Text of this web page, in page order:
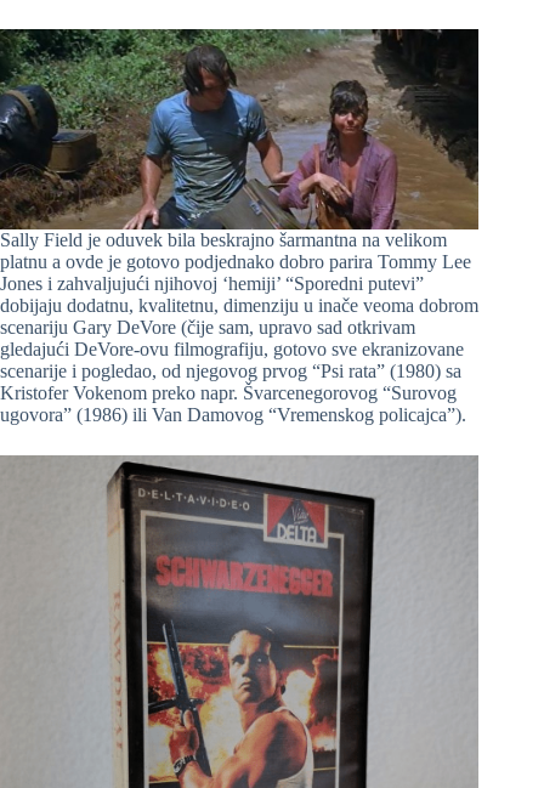
Sally Field je oduvek bila beskrajno šarmantna na velikom
platnu a ovde je gotovo podjednako dobro parira Tommy Lee
Jones i zahvaljujući njihovoj ‘hemiji’ “Sporedni putevi”
dobijaju dodatnu, kvalitetnu, dimenziju u inače veoma dobrom
scenariju Gary DeVore (čije sam, upravo sad otkrivam
gledajući DeVore-ovu filmografiju, gotovo sve ekranizovane
scenarije i pogledao, od njegovog prvog “Psi rata” (1980) sa
Kristofer Vokenom preko napr. Švarcenegorovog “Surovog
ugovora” (1986) ili Van Damovog “Vremenskog policajca”).